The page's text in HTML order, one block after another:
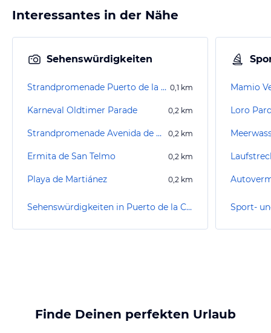
Interessantes in der Nähe
Sehenswürdigkeiten
Strandpromenade Puerto de la Cruz 0,1 km
Karneval Oldtimer Parade 0,2 km
Strandpromenade Avenida de Cristobal de Colón 0,2 km
Ermita de San Telmo 0,2 km
Playa de Martiánez 0,2 km
Sehenswürdigkeiten in Puerto de la Cruz
Mamio
Loro
Finde Deinen perfekten Urlaub